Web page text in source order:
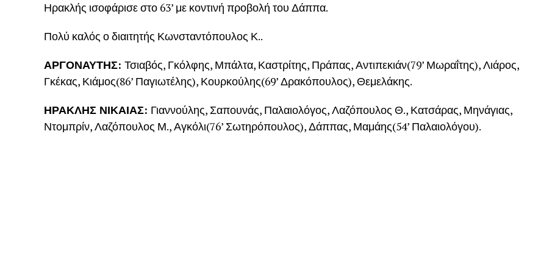
Ηρακλής ισοφάρισε στο 63’ με κοντινή προβολή του Δάππα.
Πολύ καλός ο διαιτητής Κωνσταντόπουλος Κ..
ΑΡΓΟΝΑΥΤΗΣ: Τσιαβός, Γκόλφης, Μπάλτα, Καστρίτης, Πράπας, Αντιπεκιάν(79’ Μωραΐτης), Λιάρος,
Γκέκας, Κιάμος(86’ Παγιωτέλης), Κουρκούλης(69’ Δρακόπουλος), Θεμελάκης.
ΗΡΑΚΛΗΣ ΝΙΚΑΙΑΣ: Γιαννούλης, Σαπουνάς, Παλαιολόγος, Λαζόπουλος Θ., Κατσάρας, Μηνάγιας,
Ντομπρίν, Λαζόπουλος Μ., Αγκόλι(76’ Σωτηρόπουλος), Δάππας, Μαμάης(54’ Παλαιολόγου).